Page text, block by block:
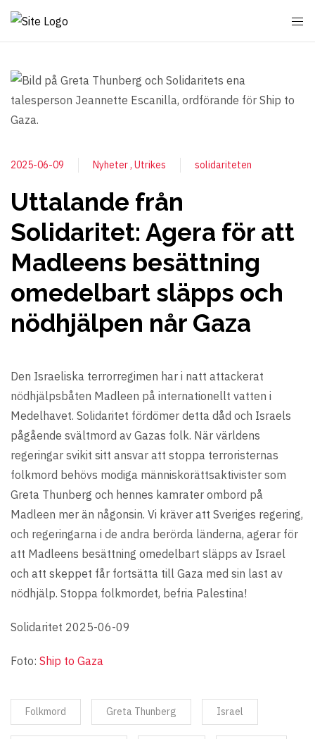
2025-06-09 Nyheter Utrikes solidariteten
Uttalande från
Solidaritet: Agera för att
Madleens besättning
omedelbart släpps och
nödhjälpen når Gaza
Den Israeliska terrorregimen har i natt attackerat
nödhjälpsbåten Madleen på internationellt vatten i
Medelhavet. Solidaritet fördömer detta dåd och Israels
pågående svältmord av Gazas folk. När världens
regeringar svikit sitt ansvar att stoppa terroristernas
folkmord behövs modiga människorättsaktivister som
Greta Thunberg och hennes kamrater ombord på
Madleen mer än någonsin. Vi kräver att Sveriges regering,
och regeringarna i de andra berörda länderna, agerar för
att Madleens besättning omedelbart släpps av Israel
och att skeppet får fortsätta till Gaza med sin last av
nödhjälp. Stoppa folkmordet, befria Palestina!
Solidaritet 2025-06-09
Foto: Ship to Gaza
Folkmord Greta Thunberg Israel